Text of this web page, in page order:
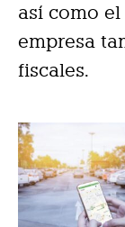
así como
empresa
fiscales.